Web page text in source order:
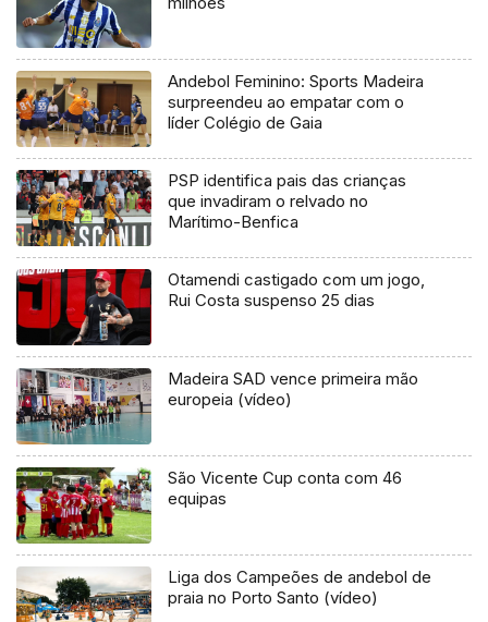
Andebol Feminino: Sports Madeira
surpreendeu ao empatar com o
líder Colégio de Gaia
PSP identifica pais das crianças
que invadiram o relvado no
Marítimo-Benfica
Otamendi castigado com um jogo,
Rui Costa suspenso 25 dias
Madeira SAD vence primeira mão
europeia (vídeo)
São Vicente Cup conta com 46
equipas
Liga dos Campeões de andebol de
praia no Porto Santo (vídeo)